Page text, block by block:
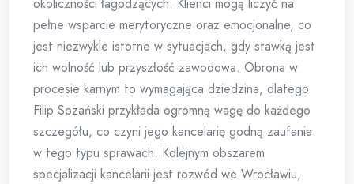
pełne wsparcie merytoryczne oraz emocjonalne, co
jest niezwykle istotne w sytuacjach, gdy stawką jest
ich wolność lub przyszłość zawodowa. Obrona w
procesie karnym to wymagająca dziedzina, dlatego
Filip Sozański przykłada ogromną wagę do każdego
szczegółu, co czyni jego kancelarię godną zaufania
w tego typu sprawach. Kolejnym obszarem
specjalizacji kancelarii jest rozwód we Wrocławiu,